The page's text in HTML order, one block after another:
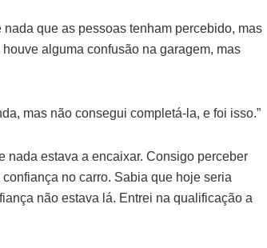
que as pessoas tenham percebido, mas
alguma confusão na garagem, mas
mas não consegui completá-la, e foi isso.”
nada estava a encaixar. Consigo perceber
no carro. Sabia que hoje seria
não estava lá. Entrei na qualificação a